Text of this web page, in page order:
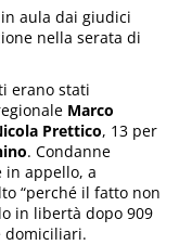
aula dai giudici
nella serata di
erano stati
Marco
Prettico, 13 per
. Condanne
in appello, a
“perché il fatto non
in libertà dopo 909
domiciliari.